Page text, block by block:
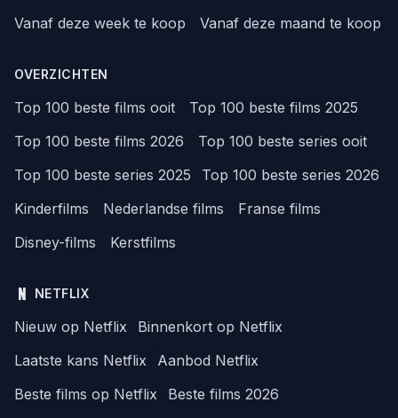
Vanaf deze week te koop
Vanaf deze maand te koop
OVERZICHTEN
Top 100 beste films ooit
Top 100 beste films 2025
Top 100 beste films 2026
Top 100 beste series ooit
Top 100 beste series 2025
Top 100 beste series 2026
Kinderfilms
Nederlandse films
Franse films
Disney-films
Kerstfilms
NETFLIX
Nieuw op Netflix
Binnenkort op Netflix
Laatste kans Netflix
Aanbod Netflix
Beste films op Netflix
Beste films 2026